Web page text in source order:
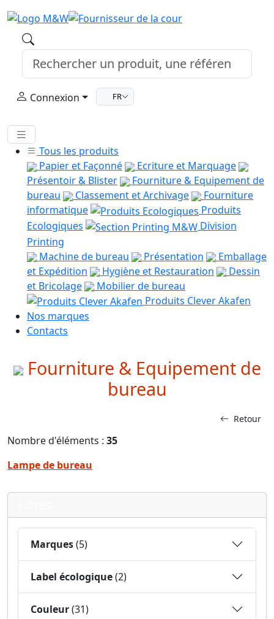
Connexion FR
Tous les produits
Papier et Façonné
Ecriture et Marquage
Présentoir & Blister
Fourniture & Equipement de
bureau
Classement et Archivage
Fourniture
informatique
Produits
Ecologiques
Division
Printing
Machine de bureau
Présentation
Emballage
et Expédition
Hygiène et Restauration
Dessin
et Bricolage
Mobilier de bureau
Produits Clever Akafen
Nos marques
Contacts
Fourniture & Equipement de
bureau
Retour
Nombre d'éléments : 35
Lampe de bureau
Marques(5)
Label écologique(2)
Couleur(31)